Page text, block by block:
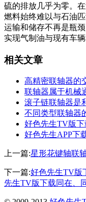
硫的排放几乎为零。在
燃料始终难以与石油匹敌
运输和储存不再是瓶颈
实现气制油与现有车辆和
相关文章
高精密联轴器的
联轴器属于机械
滚子链联轴器是
不同类型联轴器
好色先生TV版
好色先生APP下
上一篇:星形花键轴联
下一篇:好色先生TV版
先生TV版下载同在、